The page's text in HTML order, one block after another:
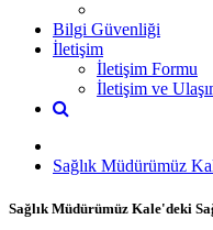
Bilgi Güvenliği
İletişim
İletişim Formu
İletişim ve
Sağlık Müdürümüz
Sağlık Müdürümüz Kale'deki